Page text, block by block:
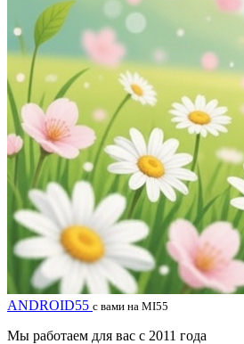
ANDROID55 с вами на MI55
Мы работаем для вас с 2011 года